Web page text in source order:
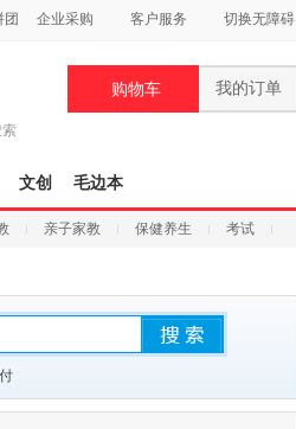
团 企业采购 客户服务 切换无障碍
购物车 我的订单
文创 毛边本
亲子家教 保健养生 考试